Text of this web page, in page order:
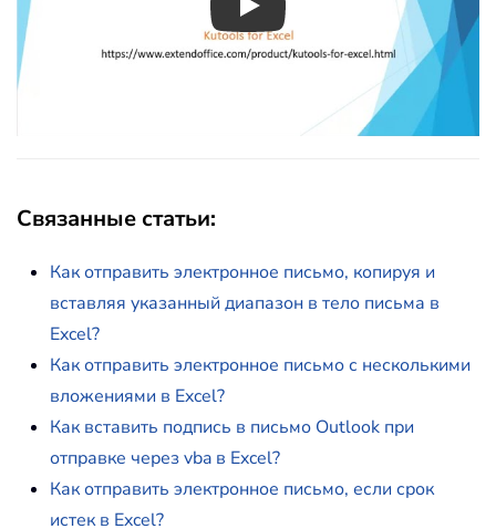
Play
Связанные статьи:
Как отправить электронное письмо, копируя и
вставляя указанный диапазон в тело письма в
Excel?
Как отправить электронное письмо с несколькими
вложениями в Excel?
Как вставить подпись в письмо Outlook при
отправке через vba в Excel?
Как отправить электронное письмо, если срок
истек в Excel?